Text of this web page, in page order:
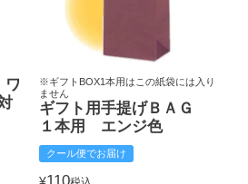
※ギフトBOX1本用はこの紙袋には入り
ません
ギフト用手提げＢＡＧ
１本用 エンジ色
クール便でお届け